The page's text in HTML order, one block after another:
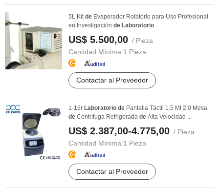
5L Kitde Evaporador Rotatorio para Uso Profesional
en Investigación de Laboratorio
US$ 5.500,00 / Pieza
Cantidad Mínima:1 Pieza
Contactar al Proveedor
1-16r Laboratorio de Pantalla Táctil 1.5 Ml 2.0 Mesa
de Centrífuga Refrigerada de Alta Velocidad ...
US$ 2.387,00-4.775,00 / Pieza
Cantidad Mínima:1 Pieza
Contactar al Proveedor